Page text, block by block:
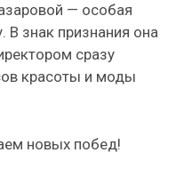
— особая
В знак признания она
сразу
красоты и моды
новых побед!